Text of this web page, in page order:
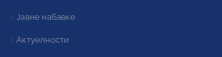
Јавне набавке
Актуелности